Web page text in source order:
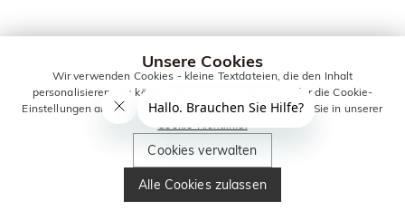
Unsere Cookies
Wir verwenden Cookies - kleine Textdateien, die den Inhalt
personalisieren. Sie können alle Cookies zulassen oder die Cookie-
Einstellungen anpassen. Weitere Informationen erhalten Sie in unserer
Cookie-Richtlinie.
Cookies verwalten
Alle Cookies zulassen